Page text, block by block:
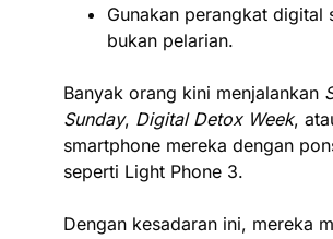
Gunakan perangkat digital
bukan pelarian.
Banyak orang kini menjalankan
Sunday, Digital Detox Week,
smartphone mereka dengan
seperti Light Phone 3.
Dengan kesadaran ini, mereka